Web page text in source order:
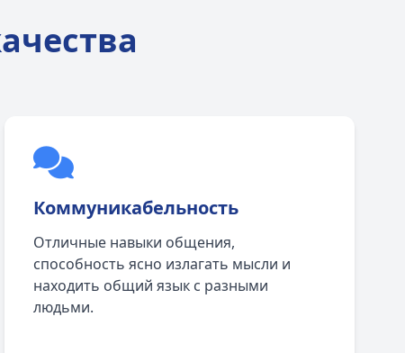
Коммуникабельность
Отличные навыки общения,
способность ясно излагать мысли и
находить общий язык с разными
людьми.